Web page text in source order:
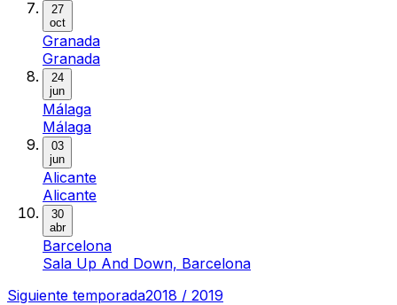
27
oct
Granada
Granada
24
jun
Málaga
Málaga
03
jun
Alicante
Alicante
30
abr
Barcelona
Sala Up And Down, Barcelona
Siguiente temporada2018 / 2019